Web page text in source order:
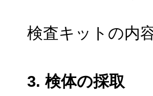
検査キットの内
3. 検体の採取